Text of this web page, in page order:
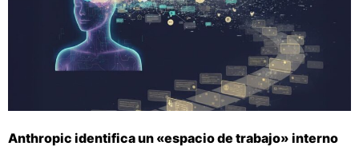
Anthropic identifica un «espacio de trabajo» interno